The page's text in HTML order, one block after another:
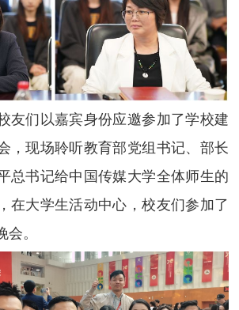
友们以嘉宾身份应邀参加了学校建
，现场聆听教育部党组书记、部长
总书记给中国传媒大学全体师生的
在大学生活动中心，校友们参加了
会。